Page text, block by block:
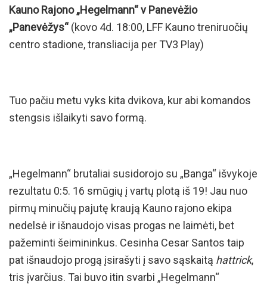
Kauno Rajono „Hegelmann“ v Panevėžio
„Panevėžys“ (kovo 4d. 18:00, LFF Kauno treniruočių
centro stadione, transliacija per TV3 Play)
Tuo pačiu metu vyks kita dvikova, kur abi komandos
stengsis išlaikyti savo formą.
„Hegelmann“ brutaliai susidorojo su „Banga“ išvykoje
rezultatu 0:5. 16 smūgių į vartų plotą iš 19! Jau nuo
pirmų minučių pajutę kraują Kauno rajono ekipa
nedelsė ir išnaudojo visas progas ne laimėti, bet
pažeminti šeimininkus. Cesinha Cesar Santos taip
pat išnaudojo progą įsirašyti į savo sąskaitą hattrick,
tris įvarčius. Tai buvo itin svarbi „Hegelmann“